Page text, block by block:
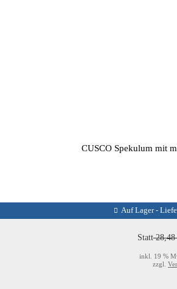
CUSCO Spekulum mit
Auf Lager -
Statt28,48
inkl. 19 %
zzgl.